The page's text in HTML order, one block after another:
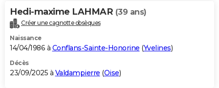
Hedi-maxime LAHMAR (39 ans)
Créer une cagnotte obsèques
Naissance
14/04/1986 à Conflans-Sainte-Honorine (Yvelines)
Décès
23/09/2025 à Valdampierre (Oise)